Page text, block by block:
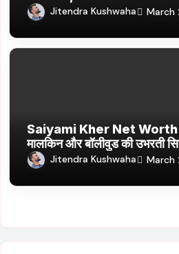
नई वेब सीरीज और फिल्में
Jitendra Kushwaha March
Saiyami Kher Net Worth
मालकिन और बॉलीवुड की उभरती
Jitendra Kushwaha March